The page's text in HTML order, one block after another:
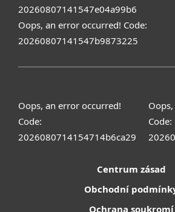
20260807141547e04a99b6
Oops, an error occurred! Code:
20260807141547b9873225
Oops, an error occurred!
Code:
2026080714154714b6ca29
Code:
Centrum zásad
Obchodní
Ochrana soukromí